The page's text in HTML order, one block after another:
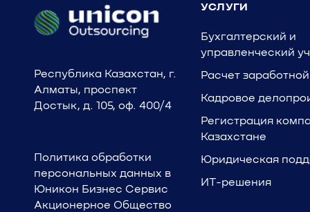
Республика Казахстан, г.
Алматы, проспект
Достык, д. 105, оф. 400/4
Политика обработки
персональных данных в
Юникон Бизнес Сервис
Акционерное Общество
УСЛУГИ
Бухгалтерский и
управленческий
Расчет
Кадровое
Регистрация
Казахстане
Юридическая
ИТ-решения